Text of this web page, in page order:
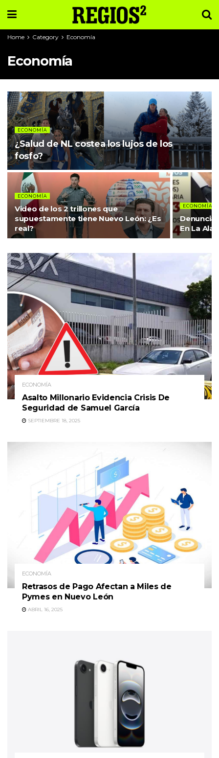
Home Category Economía
Economía
ECONOMÍA
¿Salud de NL costea los lujos de los
fosfo?
ECONOMÍA
Video de los 2 trillones que
supuestamente tiene Nuevo León: ¿Es
real?
ECONOMÍA
En La
ECONOMÍA
Asalto Millonario Evidencia Crisis De
Seguridad de Samuel García
SEPTIEMBRE 18, 2025
ECONOMÍA
Retrasos de Pago Afectan a Miles de
Pymes en Nuevo León
ABRIL 16, 2025